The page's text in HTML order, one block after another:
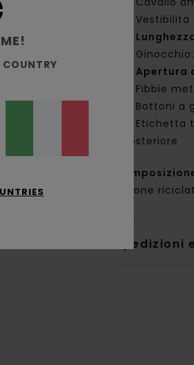
Vestibilità
Apertura
Fibbie
Bottoni a
Etichetta
posteriore
cotone
Spedizioni
COUNTRY